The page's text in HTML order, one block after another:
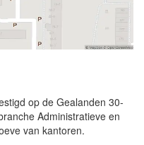
op de Gealanden 30-
Administratieve en
van kantoren.